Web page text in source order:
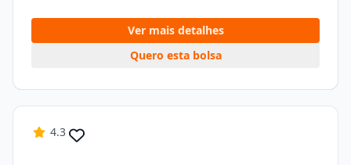
Ver mais detalhes
Quero esta bolsa
4.3